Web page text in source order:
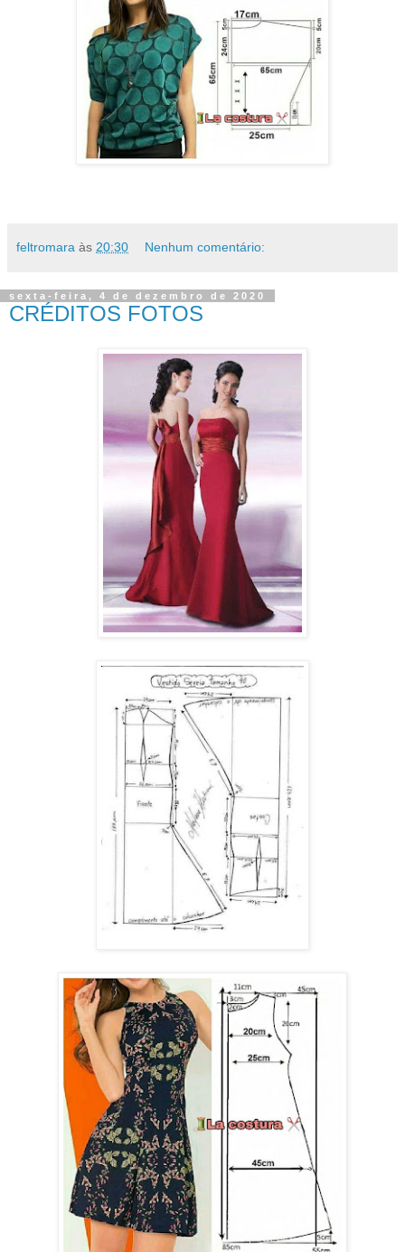
feltromara às 20:30 Nenhum comentário:
sexta-feira, 4 de dezembro de 2020
CRÉDITOS FOTOS